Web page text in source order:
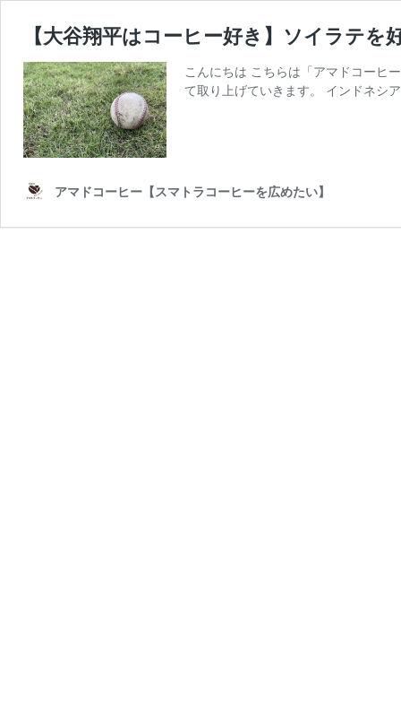
【大谷翔平はコーヒー好き】ソイラテ
こんにちは こちらは「アマドコーヒ
て取り上げていきます。 インドネシ
アマドコーヒー【スマトラコーヒーを広めたい】